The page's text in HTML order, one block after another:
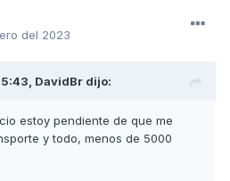
del 2023
DavidBr dijo:
estoy pendiente de que me
y todo, menos de 5000